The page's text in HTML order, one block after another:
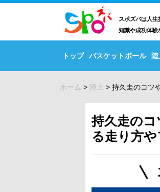
スポズバは人
知識や成功体験
トップ バスケットボール
ホーム > 陸上 > 持久走のコツ
持久走の
る走り方や